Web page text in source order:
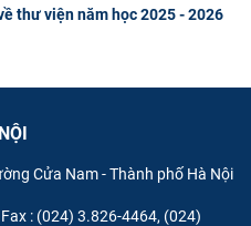
thư viện năm học 2025 - 2026
Cửa Nam - Thành phố Hà Nội
: (024) 3.826-4464, (024)